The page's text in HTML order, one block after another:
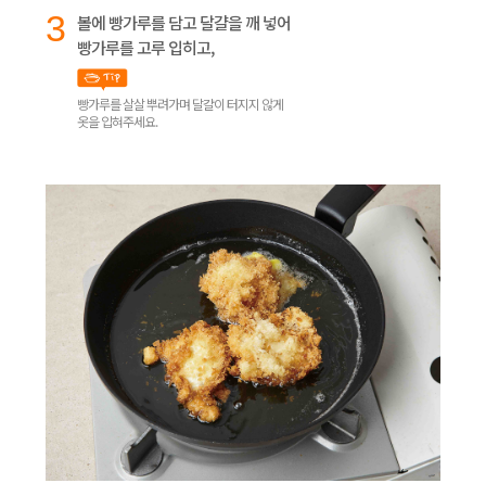
3 볼에 빵가루를 담고 달걀을 깨 넣어
빵가루를 고루 입히고,
빵가루를 살살 뿌려가며 달걀이 터지지 않게
옷을 입혀주세요.